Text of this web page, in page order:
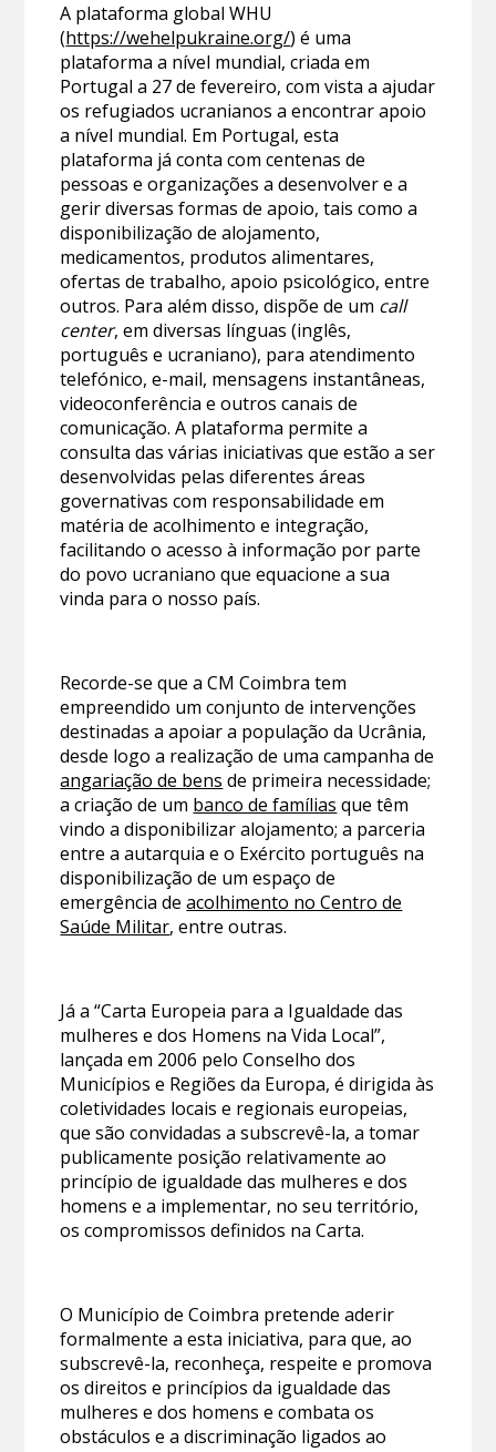
A plataforma global WHU
(https://wehelpukraine.org/) é uma
plataforma a nível mundial, criada em
Portugal a 27 de fevereiro, com vista a ajudar
os refugiados ucranianos a encontrar apoio
a nível mundial. Em Portugal, esta
plataforma já conta com centenas de
pessoas e organizações a desenvolver e a
gerir diversas formas de apoio, tais como a
disponibilização de alojamento,
medicamentos, produtos alimentares,
ofertas de trabalho, apoio psicológico, entre
outros. Para além disso, dispõe de um call
center, em diversas línguas (inglês,
português e ucraniano), para atendimento
telefónico, e-mail, mensagens instantâneas,
videoconferência e outros canais de
comunicação. A plataforma permite a
consulta das várias iniciativas que estão a ser
desenvolvidas pelas diferentes áreas
governativas com responsabilidade em
matéria de acolhimento e integração,
facilitando o acesso à informação por parte
do povo ucraniano que equacione a sua
vinda para o nosso país.
Recorde-se que a CM Coimbra tem
empreendido um conjunto de intervenções
destinadas a apoiar a população da Ucrânia,
desde logo a realização de uma campanha de
angariação de bens de primeira necessidade;
a criação de um banco de famílias que têm
vindo a disponibilizar alojamento; a parceria
entre a autarquia e o Exército português na
disponibilização de um espaço de
emergência deacolhimento no Centro de
Saúde Militar, entre outras.
Já a “Carta Europeia para a Igualdade das
mulheres e dos Homens na Vida Local”,
lançada em 2006 pelo Conselho dos
Municípios e Regiões da Europa, é dirigida às
coletividades locais e regionais europeias,
que são convidadas a subscrevê-la, a tomar
publicamente posição relativamente ao
princípio de igualdade das mulheres e dos
homens e a implementar, no seu território,
os compromissos definidos na Carta.
O Município de Coimbra pretende aderir
formalmente a esta iniciativa, para que, ao
subscrevê-la, reconheça, respeite e promova
os direitos e princípios da igualdade das
mulheres e dos homens e combata os
obstáculos e a discriminação ligados ao